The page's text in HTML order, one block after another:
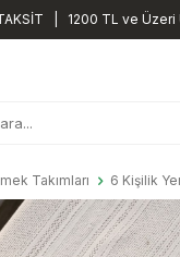
| 1200 TL ve Üzeri
Takımları 6 Kişilik